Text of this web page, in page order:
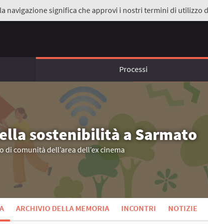
navigazione significa che approvi i nostri termini di utilizzo
Processi
sostenibilità a Sarmato
comunità dell’area dell’ex cinema
ARCHIVIO DELLA MEMORIA INCONTRI NOTIZIE